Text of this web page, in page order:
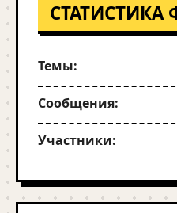
СТАТИСТИКА
Темы:
Сообщения:
Участники: